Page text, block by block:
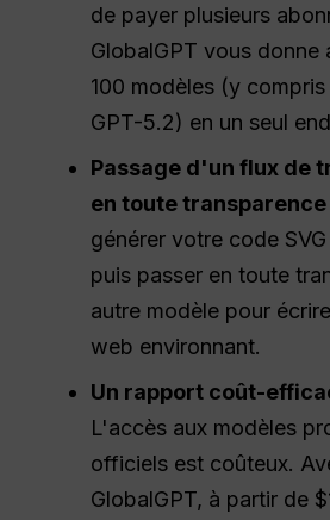
de payer plusieurs
GlobalGPT vous donne
100 modèles (y
GPT-5.2) en un seul
Passage d'un flux de
en toute transparence
générer votre code
puis passer en toute
autre modèle pour
web environnant.
Un rapport coût-
L'accès aux modèles
officiels est coûteux.
GlobalGPT, à partir de